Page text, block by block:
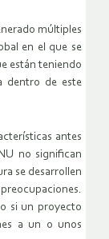
múltiples
en el que se
están teniendo
dentro de este
antes
no significan
se desarrollen
si un proyecto
a un o unos